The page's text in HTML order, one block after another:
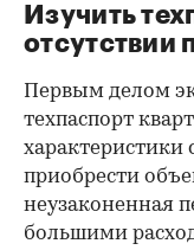
00:00
Изучить
отсутствии
Первым делом
техпаспорт
характеристики
приобрести
неузаконенная
большими